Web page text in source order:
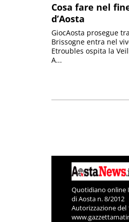
Cosa fare nel
d’Aosta
GiocAosta prosegue
Brissogne entra nel
Etroubles ospita la
A...
Quotidiano online
di Aosta n. 8/2012
Autorizzazione del